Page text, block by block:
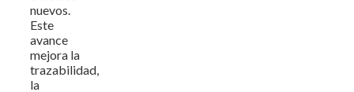
nuevos.
Este
avance
mejora la
trazabilidad,
la